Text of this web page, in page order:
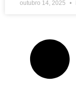
outubro 14, 2025